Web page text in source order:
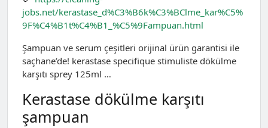
jobs.net/kerastase_d%C3%B6k%C3%BClme_kar%C5%
9F%C4%B1t%C4%B1_%C5%9Fampuan.html
Şampuan ve serum çeşitleri orijinal ürün garantisi ile
saçhane’de! kerastase specifique stimuliste dökülme
karşıtı sprey 125ml …
Kerastase dökülme karşıtı
şampuan